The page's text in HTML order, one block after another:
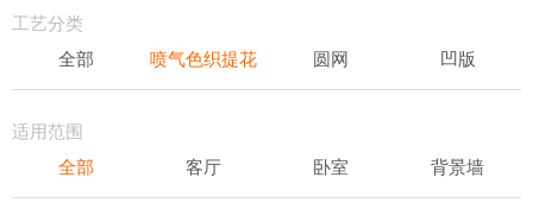
工艺分类
全部
喷气色织提花 圆网 凹版
适用范围
全部
客厅 卧室 背景墙